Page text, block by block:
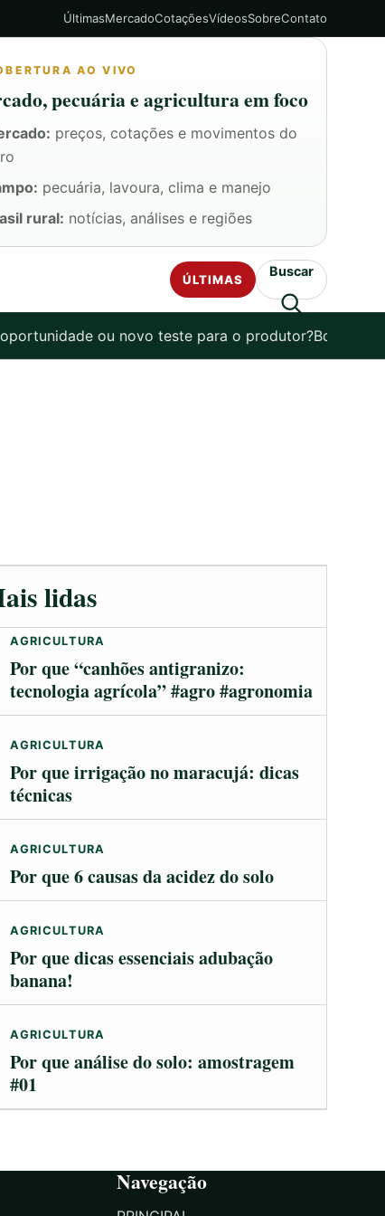
ÚltimasMercadoCotaçõesVídeosSobreContato
AO VIVO
pecuária e agricultura em foco
preços, cotações e movimentos do
pecuária, lavoura, clima e manejo
rural: notícias, análises e regiões
ÚLTIMAS
Buscar
ou novo teste para o produtor?Boi gordo
lidas
AGRICULTURA
Por que “canhões antigranizo:
tecnologia agrícola” #agro #agronomia
AGRICULTURA
Por que irrigação no maracujá: dicas
técnicas
AGRICULTURA
Por que 6 causas da acidez do solo
AGRICULTURA
Por que dicas essenciais adubação
banana!
AGRICULTURA
Por que análise do solo: amostragem
#01
Navegação